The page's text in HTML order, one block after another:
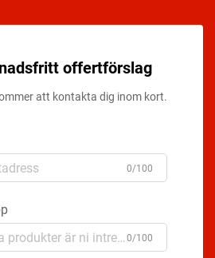
offertförslag
att kontakta dig inom kort.
0/100
0/100